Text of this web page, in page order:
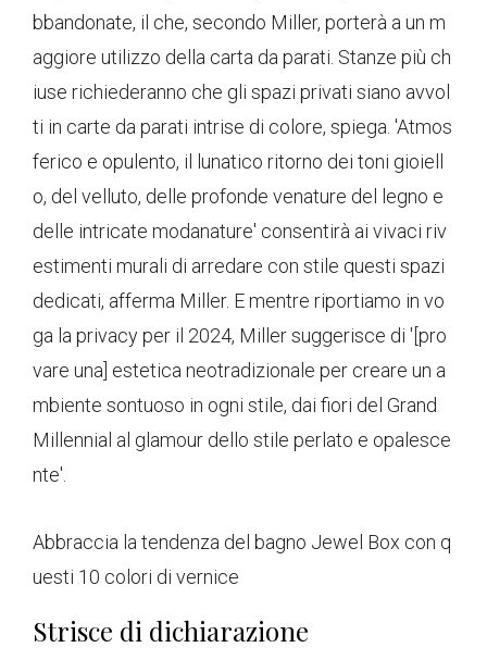
bbandonate, il che, secondo Miller, porterà a un m
aggiore utilizzo della carta da parati. Stanze più ch
iuse richiederanno che gli spazi privati ​​siano avvol
ti in carte da parati intrise di colore, spiega. 'Atmos
ferico e opulento, il lunatico ritorno dei toni gioiell
o, del velluto, delle profonde venature del legno e
delle intricate modanature' consentirà ai vivaci riv
estimenti murali di arredare con stile questi spazi
dedicati, afferma Miller. E mentre riportiamo in vo
ga la privacy per il 2024, Miller suggerisce di '[pro
vare una] estetica neotradizionale per creare un a
mbiente sontuoso in ogni stile, dai fiori del Grand
Millennial al glamour dello stile perlato e opalesce
nte'.
Abbraccia la tendenza del bagno Jewel Box con q
uesti 10 colori di vernice
Strisce di dichiarazione